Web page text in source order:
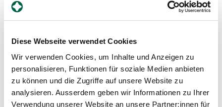
Diese Webseite verwendet Cookies
Wir verwenden Cookies, um Inhalte und Anzeigen zu
personalisieren, Funktionen für soziale Medien anbieten
zu können und die Zugriffe auf unsere Website zu
analysieren. Ausserdem geben wir Informationen zu Ihrer
Verwendung unserer Website an unsere Partner:innen für
2012 – 2018
Zollikerberg
Klinischer Oberarzt Chirurgische Intensivmedizin,
Universitätsspital Zürich
2010
FMH Intensivmedizin
2009